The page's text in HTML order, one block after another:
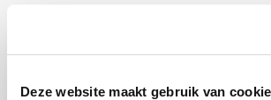
Deze website maakt gebruik van